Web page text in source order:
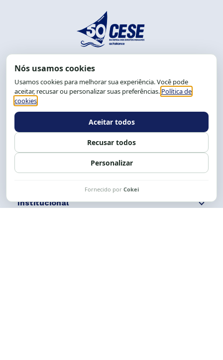
End.: R. da Graça, 150. Graça
CEP: 40.150-055
Salvador-BA, Brasil.
Tel.: (71) 2104-5457, Cel.: (71) 9 9239-2104 ou 2105
Expediente: 8h às 12h e 13 às 17h.
Siga nossas redes Fale conosco
Institucional